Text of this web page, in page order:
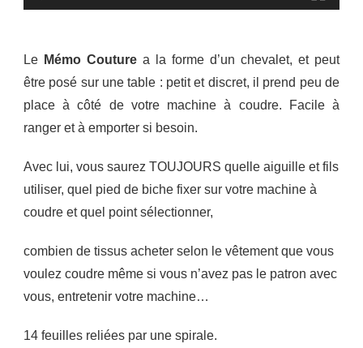
Le Mémo Couture a la forme d’un chevalet, et peut
être posé sur une table : petit et discret, il prend peu de
place à côté de votre machine à coudre. Facile à
ranger et à emporter si besoin.
Avec lui, vous saurez TOUJOURS quelle aiguille et fils
utiliser, quel pied de biche fixer sur votre machine à
coudre et quel point sélectionner,
combien de tissus acheter selon le vêtement que vous
voulez coudre même si vous n’avez pas le patron avec
vous, entretenir votre machine…
14 feuilles reliées par une spirale.